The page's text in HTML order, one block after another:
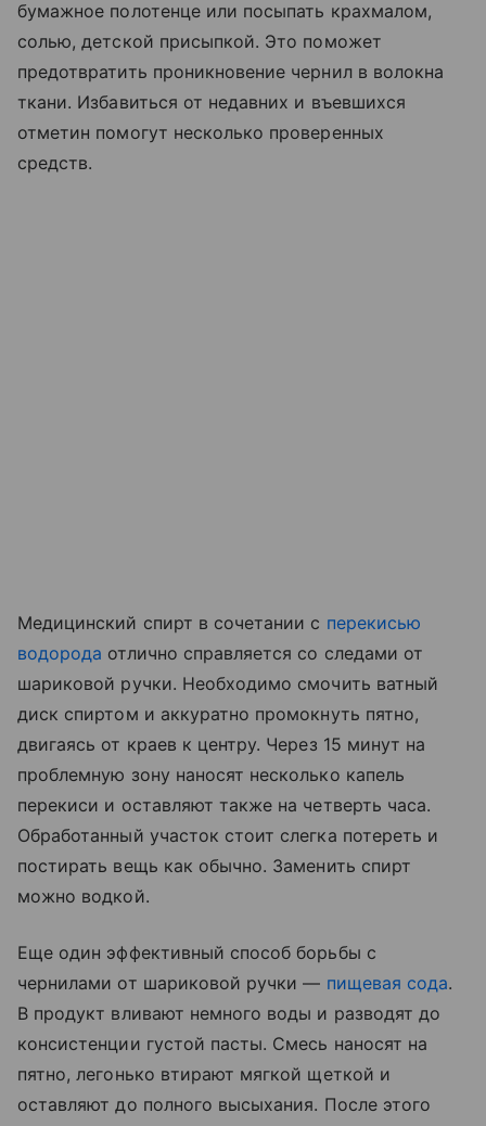
бумажное полотенце или посыпать крахмалом,
солью, детской присыпкой. Это поможет
предотвратить проникновение чернил в волокна
ткани. Избавиться от недавних и въевшихся
отметин помогут несколько проверенных
средств.
Медицинский спирт в сочетании с перекисью
водорода отлично справляется со следами от
шариковой ручки. Необходимо смочить ватный
диск спиртом и аккуратно промокнуть пятно,
двигаясь от краев к центру. Через 15 минут на
проблемную зону наносят несколько капель
перекиси и оставляют также на четверть часа.
Обработанный участок стоит слегка потереть и
постирать вещь как обычно. Заменить спирт
можно водкой.
Еще один эффективный способ борьбы с
чернилами от шариковой ручки — пищевая сода.
В продукт вливают немного воды и разводят до
консистенции густой пасты. Смесь наносят на
пятно, легонько втирают мягкой щеткой и
оставляют до полного высыхания. После этого